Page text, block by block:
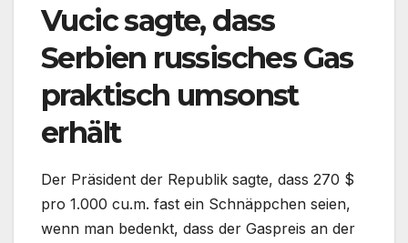
Vucic sagte, dass
Serbien russisches Gas
praktisch umsonst
erhält
Der Präsident der Republik sagte, dass 270 $
pro 1.000 cu.m. fast ein Schnäppchen seien,
wenn man bedenkt, dass der Gaspreis an der